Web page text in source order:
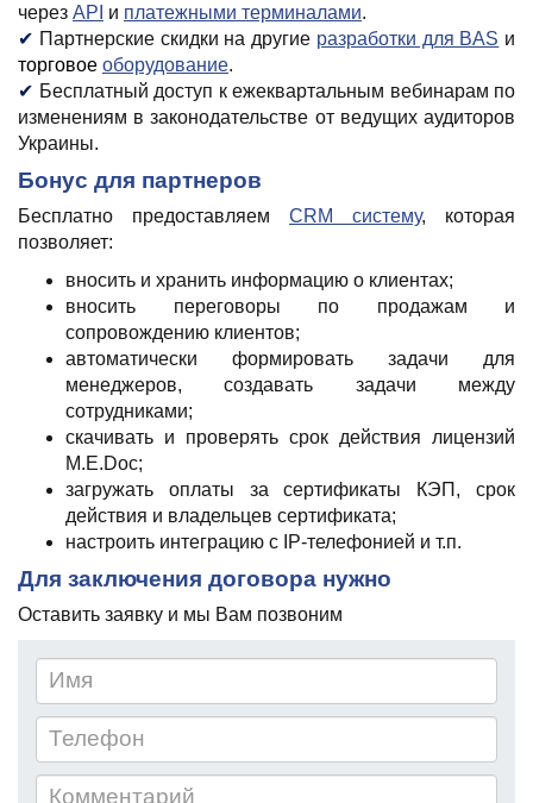
через API и платежными терминалами.
Партнерские скидки на другие разработки для BAS и
торговое оборудование.
Бесплатный доступ к ежеквартальным вебинарам по
изменениям в законодательстве от ведущих аудиторов
Украины.
Бонус для партнеров
Бесплатно предоставляем CRM систему, которая
позволяет:
вносить и хранить информацию о клиентах;
вносить переговоры по продажам и
сопровождению клиентов;
автоматически формировать задачи для
менеджеров, создавать задачи между
сотрудниками;
скачивать и проверять срок действия лицензий
M.E.Doc;
загружать оплаты за сертификаты КЭП, срок
действия и владельцев сертификата;
настроить интеграцию с IP-телефонией и т.п.
Для заключения договора нужно
Оставить заявку и мы Вам позвоним